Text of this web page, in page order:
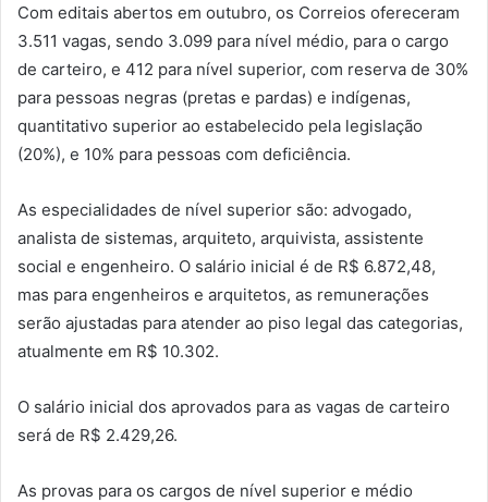
Com editais abertos em outubro, os Correios ofereceram
3.511 vagas, sendo 3.099 para nível médio, para o cargo
de carteiro, e 412 para nível superior, com reserva de 30%
para pessoas negras (pretas e pardas) e indígenas,
quantitativo superior ao estabelecido pela legislação
(20%), e 10% para pessoas com deficiência.
As especialidades de nível superior são: advogado,
analista de sistemas, arquiteto, arquivista, assistente
social e engenheiro. O salário inicial é de R$ 6.872,48,
mas para engenheiros e arquitetos, as remunerações
serão ajustadas para atender ao piso legal das categorias,
atualmente em R$ 10.302.
O salário inicial dos aprovados para as vagas de carteiro
será de R$ 2.429,26.
As provas para os cargos de nível superior e médio